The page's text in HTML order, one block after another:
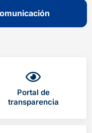
Portal de
transparencia